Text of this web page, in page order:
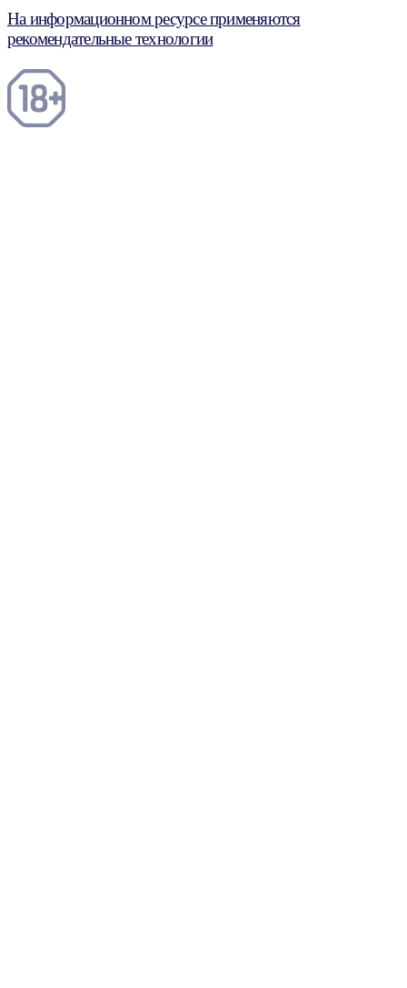
На информационном ресурсе применяются
рекомендательные технологии